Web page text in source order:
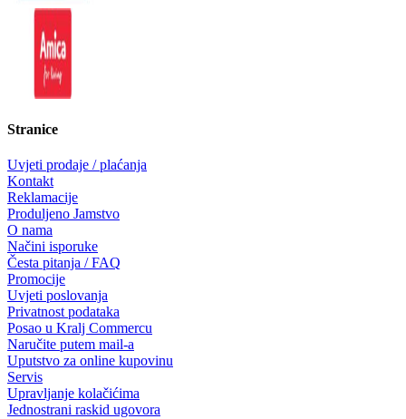
Stranice
Uvjeti prodaje / plaćanja
Kontakt
Reklamacije
Produljeno Jamstvo
O nama
Načini isporuke
Česta pitanja / FAQ
Promocije
Uvjeti poslovanja
Privatnost podataka
Posao u Kralj Commercu
Naručite putem mail-a
Uputstvo za online kupovinu
Servis
Upravljanje kolačićima
Jednostrani raskid ugovora